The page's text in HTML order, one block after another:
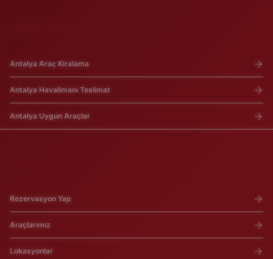
Antalya Araç Kiralama
Antalya Havalimanı Teslimat
Antalya Uygun Araçlar
Rezervasyon Yap
Araçlarımız
Lokasyonlar